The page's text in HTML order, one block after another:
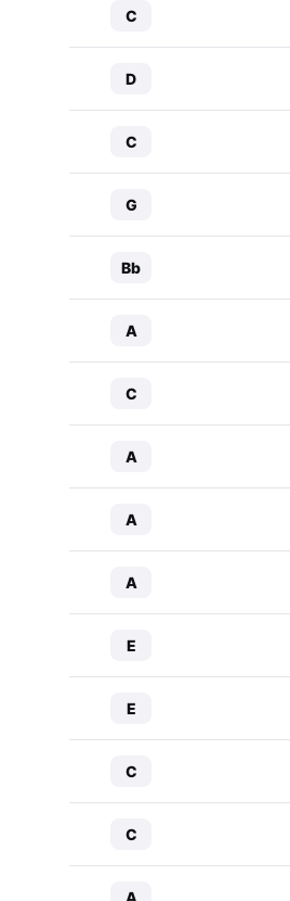
C
D
C
G
Bb
A
C
A
A
A
E
E
C
C
A